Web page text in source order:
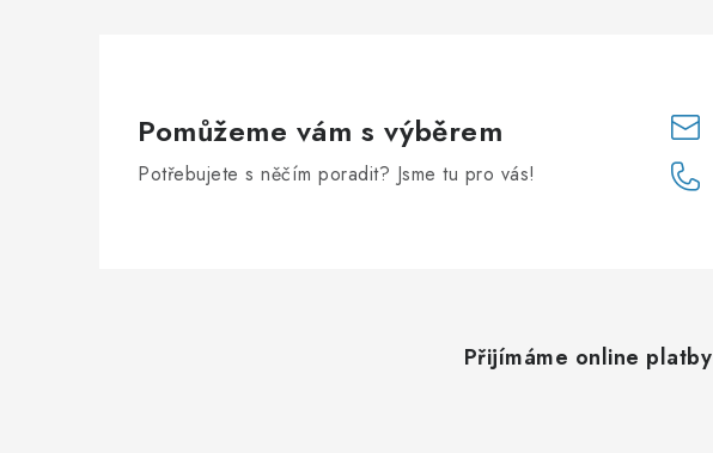
Pomůžeme vám s výběrem
Potřebujete s něčím poradit? Jsme tu pro vás!
Přijímáme online platby